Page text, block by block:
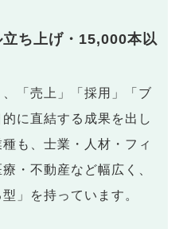
ち上げ・15,000本以
「売上」「採用」「ブ
に直結する成果を出し
も、士業・人材・フィ
・不動産など幅広く、
」を持っています。